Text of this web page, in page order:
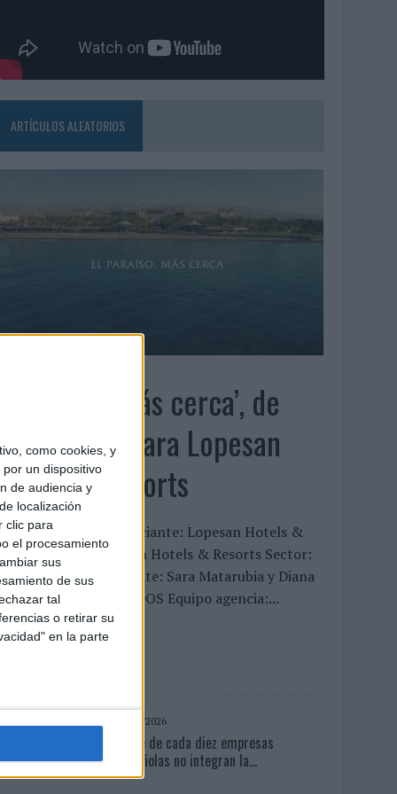
como cookies, y
un dispositivo
de audiencia y
localización
clic para
el procesamiento
sus
de sus
tal
o retirar su
en la parte
ARTÍCULOS ALEATORIOS
‘El Paraíso más cerca’, de
para Lopesan
& Resorts
TÉCNICA Anunciante: Lopesan Hotels &
Marca: Lopesan Hotels & Resorts Sector:
Contacto cliente: Sara Matarubia y Diana
Agencia: 22GRADOS Equipo agencia:...
LEER MÁS
06/08/2026
Siete de cada diez empresas
españolas no integran la...